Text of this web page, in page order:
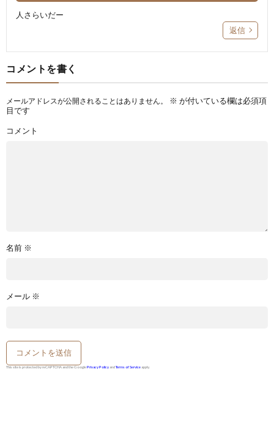
人さらいだー
返信
コメントを書く
メールアドレスが公開されることはありません。 ※ が付いている欄は必須項
目です
コメント
名前 ※
メール ※
This site is protected by reCAPTCHA and the GooglePrivacy Policy andTerms of Service apply.